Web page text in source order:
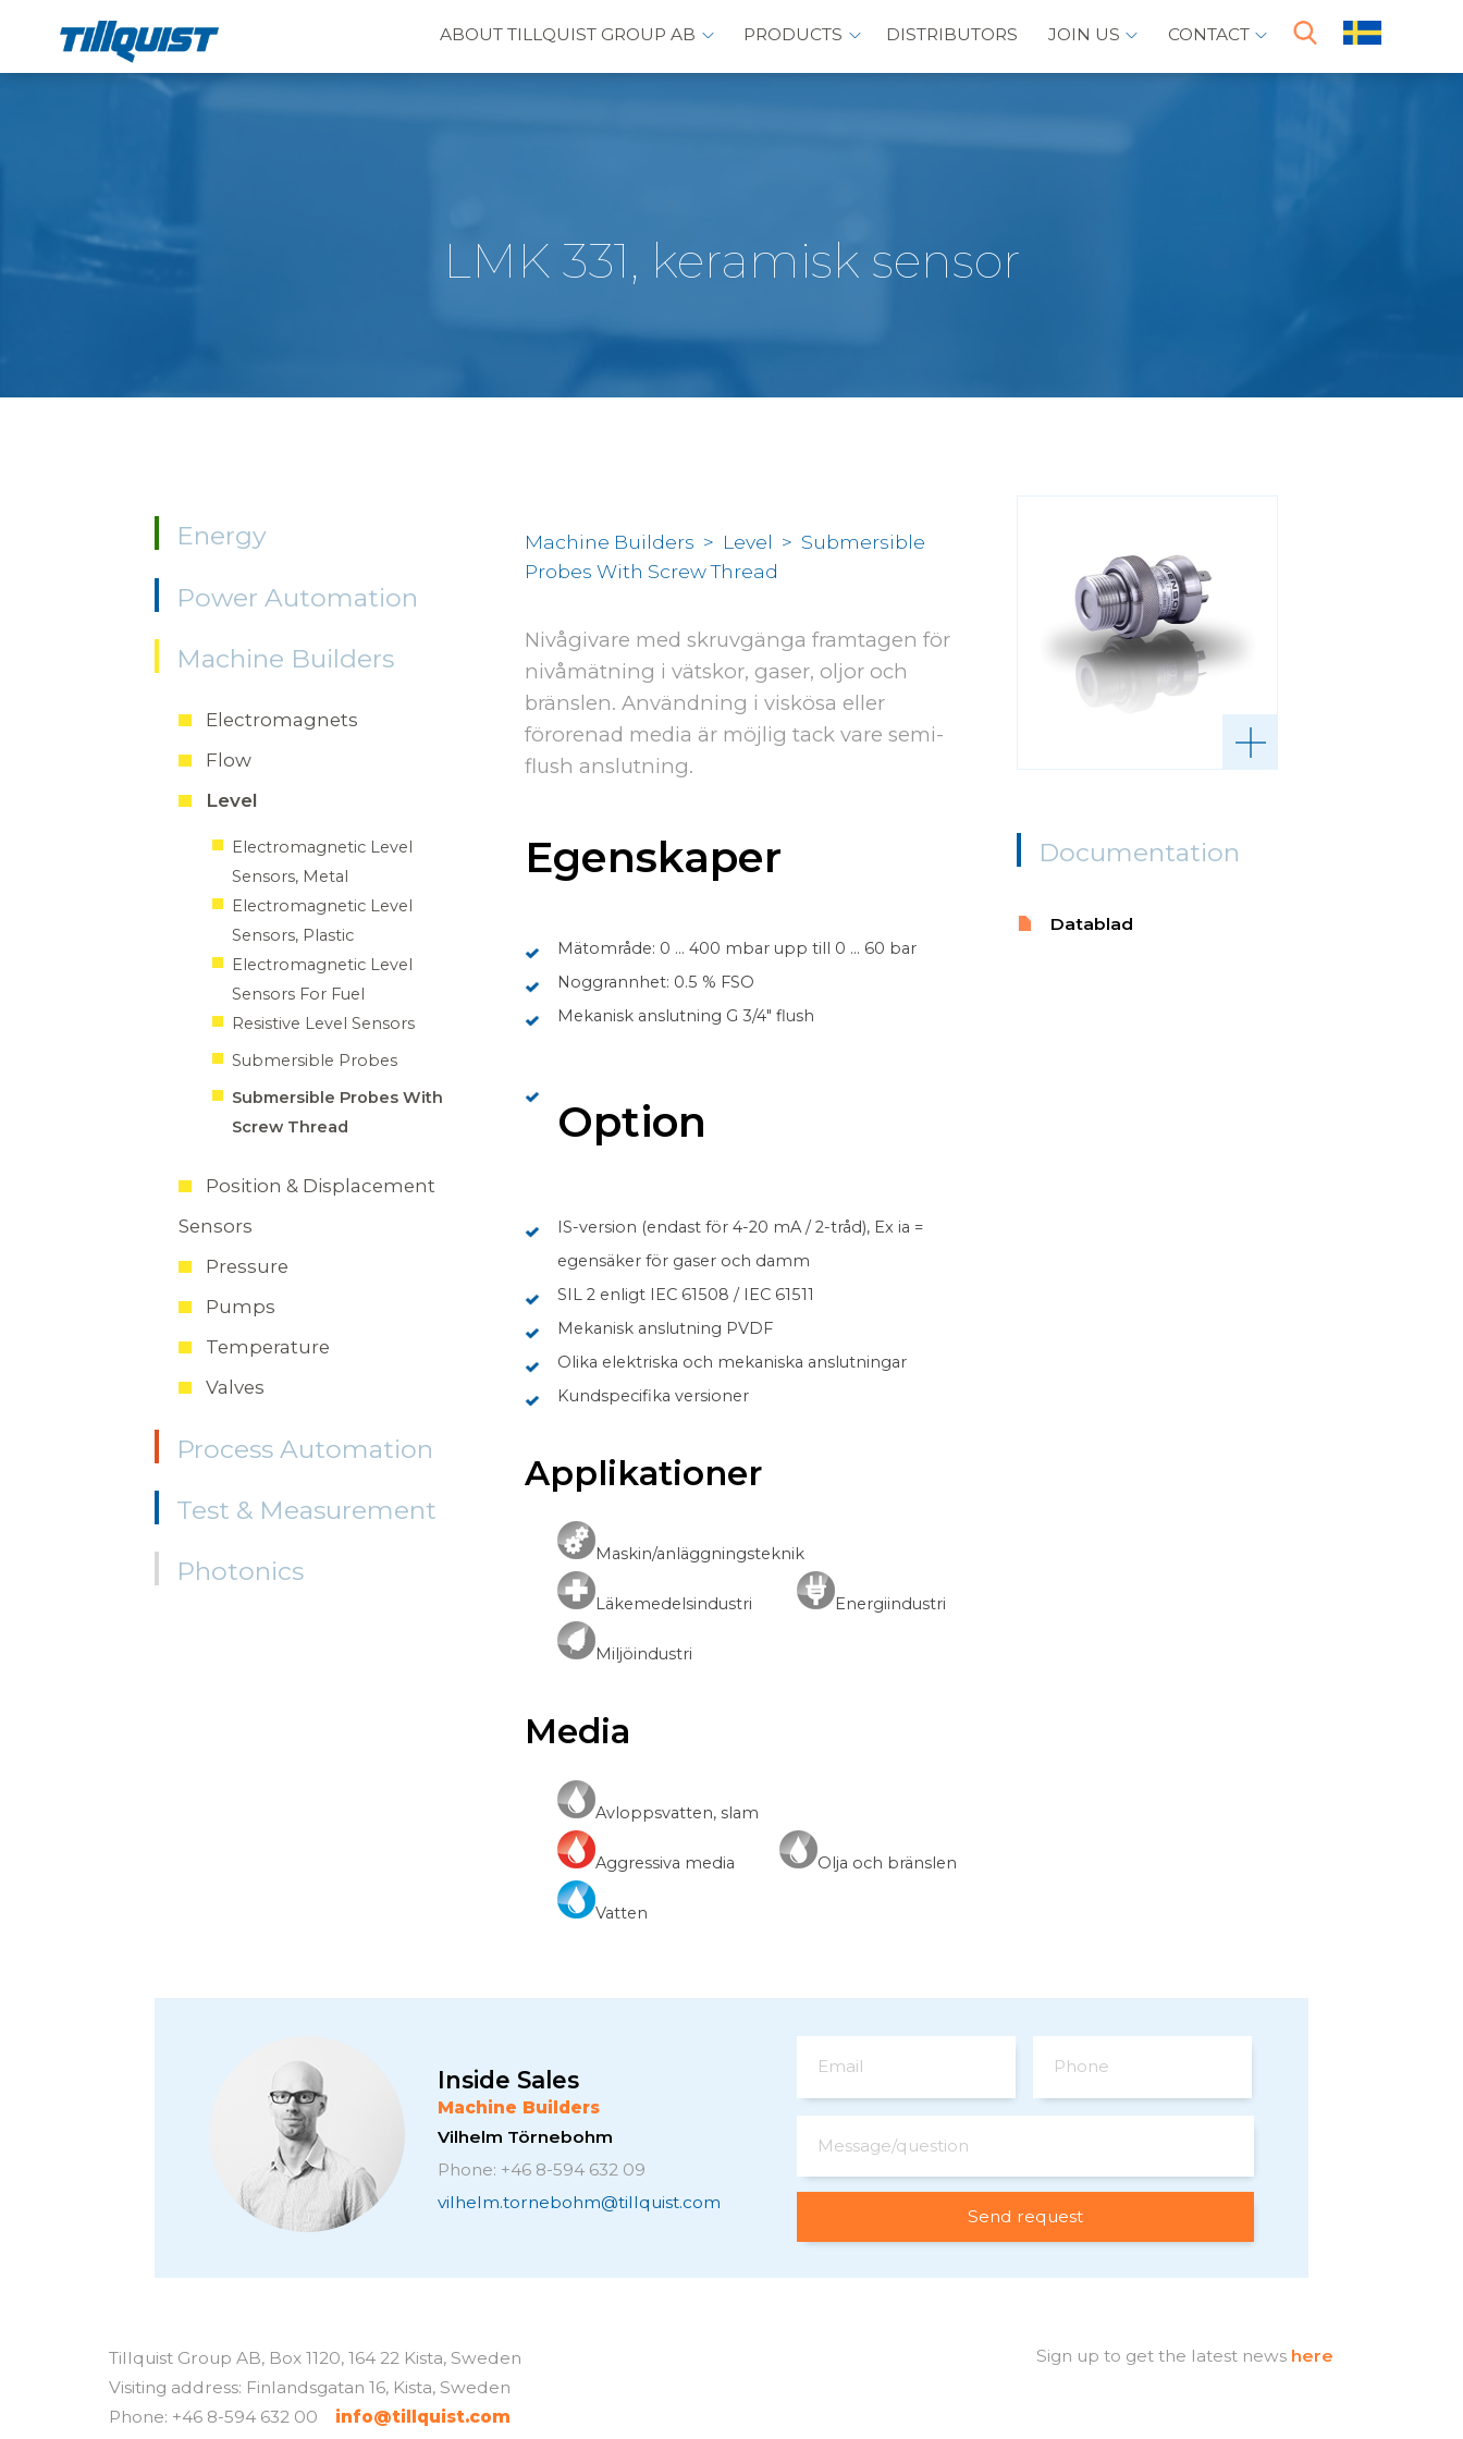
ABOUT TILLQUIST GROUP AB PRODUCTS DISTRIBUTORS JOIN US CONTACT
LMK 331, keramisk sensor
Energy
Power Automation
Machine Builders
Electromagnets
Flow
Level
Electromagnetic Level
Sensors, Metal
Electromagnetic Level
Sensors, Plastic
Electromagnetic Level
Sensors For Fuel
Resistive Level Sensors
Submersible Probes
Submersible Probes With
Screw Thread
Position & Displacement
Sensors
Pressure
Pumps
Temperature
Valves
Process Automation
Test & Measurement
Photonics
Machine Builders > Level > Submersible
Probes With Screw Thread
Nivågivare med skruvgänga framtagen för
nivåmätning i vätskor, gaser, oljor och
bränslen. Användning i viskösa eller
förorenad media är möjlig tack vare semi-
flush anslutning.
Egenskaper
Mätområde: 0 ... 400 mbar upp till 0 ... 60 bar
Noggrannhet: 0.5 % FSO
Mekanisk anslutning G 3/4" flush
Option
IS-version (endast för 4-20 mA / 2-tråd), Ex ia =
egensäker för gaser och damm
SIL 2 enligt IEC 61508 / IEC 61511
Mekanisk anslutning PVDF
Olika elektriska och mekaniska anslutningar
Kundspecifika versioner
Applikationer
Maskin/anläggningsteknik
Läkemedelsindustri Energiindustri
Miljöindustri
Media
Avloppsvatten, slam
Aggressiva media Olja och bränslen
Vatten
Documentation
Datablad
Inside Sales
Machine Builders
Vilhelm Törnebohm
Phone: +46 8-594 632 09
vilhelm.tornebohm@tillquist.com
Email Phone
Message/question
Tillquist Group AB, Box 1120, 164 22 Kista, Sweden
Visiting address: Finlandsgatan 16, Kista, Sweden
Phone: +46 8-594 632 00
info@tillquist.com
Sign up to get the latest news here